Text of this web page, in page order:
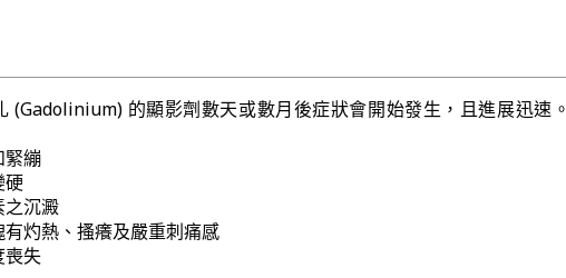
(Gadolinium) 的顯影劑數天或數月後症狀會開始發生，且進展迅速
緊繃
硬
之沉澱
有灼熱、搔癢及嚴重刺痛感
喪失